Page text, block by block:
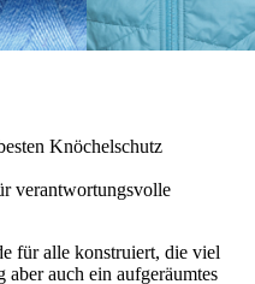
Knöchelschutz
verantwortungsvolle
für alle konstruiert, die viel
auch ein aufgeräumtes